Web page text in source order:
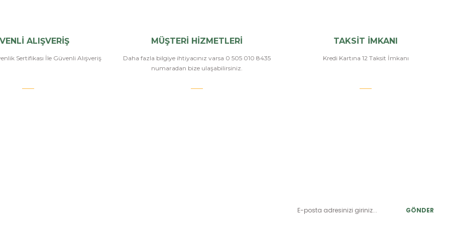
ALIŞVERİŞ
Sertifikası İle Güvenli Alışveriş
MÜŞTERİ HİZMETLERİ
Daha fazla bilgiye ihtiyacınız varsa 0 505 010 8435
numaradan bize ulaşabilirsiniz.
TAKSİT İMKANI
Kredi Kartına 12 Taksit İmkanı
GÖNDER